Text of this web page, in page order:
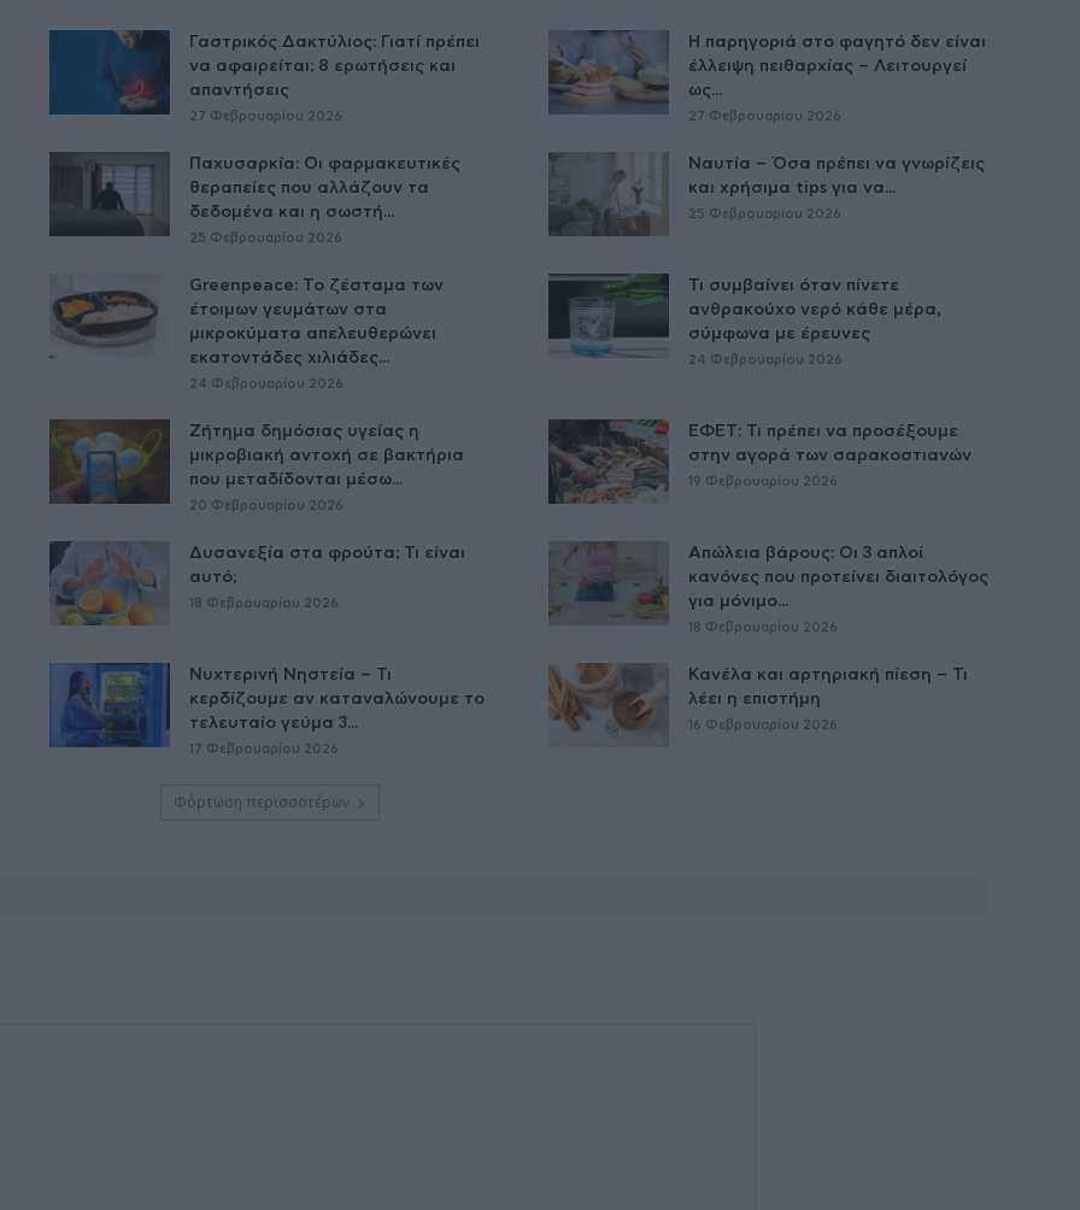
Γαστρικός Δακτύλιος: Γιατί πρέπει
να αφαιρείται; 8 ερωτήσεις και
απαντήσεις
27 Φεβρουαρίου 2026
Η παρηγοριά στο φαγητό δεν είναι
έλλειψη πειθαρχίας – Λειτουργεί
ως...
27 Φεβρουαρίου 2026
Παχυσαρκία: Οι φαρμακευτικές
θεραπείες που αλλάζουν τα
δεδομένα και η σωστή...
25 Φεβρουαρίου 2026
Ναυτία – Όσα πρέπει να γνωρίζεις
και χρήσιμα tips για να...
25 Φεβρουαρίου 2026
Greenpeace: Το ζέσταμα των
έτοιμων γευμάτων στα
μικροκύματα απελευθερώνει
εκατοντάδες χιλιάδες...
24 Φεβρουαρίου 2026
Τι συμβαίνει όταν πίνετε
ανθρακούχο νερό κάθε μέρα,
σύμφωνα με έρευνες
24 Φεβρουαρίου 2026
Ζήτημα δημόσιας υγείας η
μικροβιακή αντοχή σε βακτήρια
που μεταδίδονται μέσω...
20 Φεβρουαρίου 2026
ΕΦΕΤ: Τι πρέπει να προσέξουμε
στην αγορά των σαρακοστιανών
19 Φεβρουαρίου 2026
Δυσανεξία στα φρούτα; Τι είναι
αυτό;
18 Φεβρουαρίου 2026
Απώλεια βάρους: Οι 3 απλοί
κανόνες που προτείνει διαιτολόγος
για μόνιμο...
18 Φεβρουαρίου 2026
Νυχτερινή Νηστεία – Τι
κερδίζουμε αν καταναλώνουμε το
τελευταίο γεύμα 3...
17 Φεβρουαρίου 2026
Κανέλα και αρτηριακή πίεση – Τι
λέει η επιστήμη
16 Φεβρουαρίου 2026
Φόρτωση περισσοτέρων